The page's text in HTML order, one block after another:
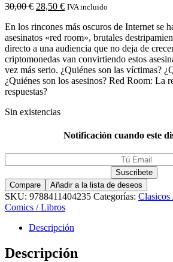
30,00€ 28,50 € IVA incluido
En los rincones más oscuros de Internet se
asesinatos «red room», brutales
directo a una audiencia que no deja de
criptomonedas van convirtiendo estos
vez más serio. ¿Quiénes son las víctimas?
¿Quiénes son los asesinos? Red Room: La
respuestas?
Sin existencias
Notificación cuando este
Compare Añadir a la lista de deseos
SKU: 9788411404235 Categorías: Clasicos
Comics / Libros
Descripción
Descripción